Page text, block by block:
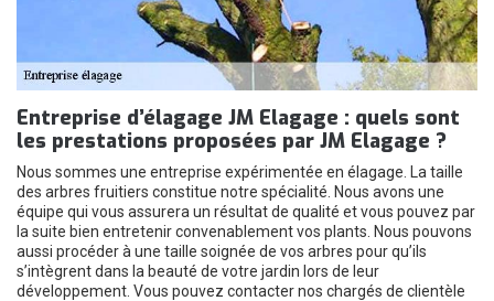
Entreprise d’élagage JM Elagage : quels sont
les prestations proposées par JM Elagage ?
Nous sommes une entreprise expérimentée en élagage. La taille
des arbres fruitiers constitue notre spécialité. Nous avons une
équipe qui vous assurera un résultat de qualité et vous pouvez par
la suite bien entretenir convenablement vos plants. Nous pouvons
aussi procéder à une taille soignée de vos arbres pour qu’ils
s’intègrent dans la beauté de votre jardin lors de leur
développement. Vous pouvez contacter nos chargés de clientèle